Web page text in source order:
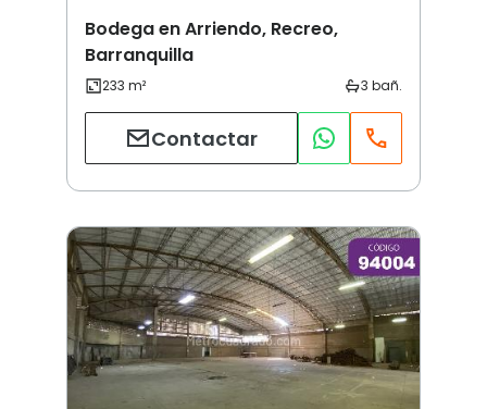
Bodega en Arriendo, Recreo,
Barranquilla
Contactar